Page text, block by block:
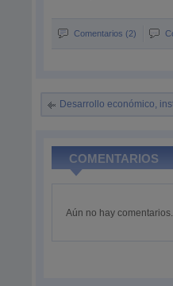
Comentarios (2)
Desarrollo económico,
COMENTARIOS
Aún no hay comentarios.